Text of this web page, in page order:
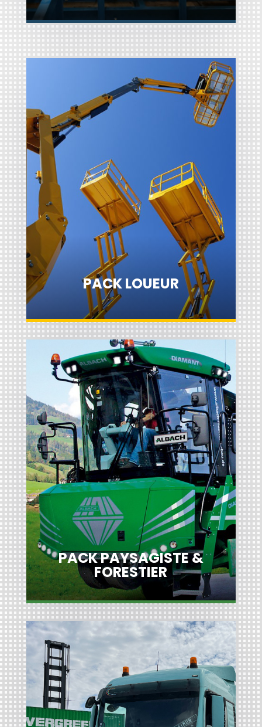
PACK LOUEUR
Les loueurs de matériels et véhicules
(Engins TP, VL-VLU, Matériels
stationnaires) endossent des
responsabilités étendues en matière
de
RC Professionnelle...
Découvrir
PACK PAYSAGISTE &
FORESTIER
PACK PAYSAGISTE -
FORESTIER
Les Entreprises spécialistes des
Espaces Verts, les Paysagistes, les
Entreprises de Travaux Forestiers, ont
des besoins très étendus en matière
d’assurance. Elles endossent des
responsabilités étendues
Découvrir
PACK TRANSPORT &
LOGISTIQUE